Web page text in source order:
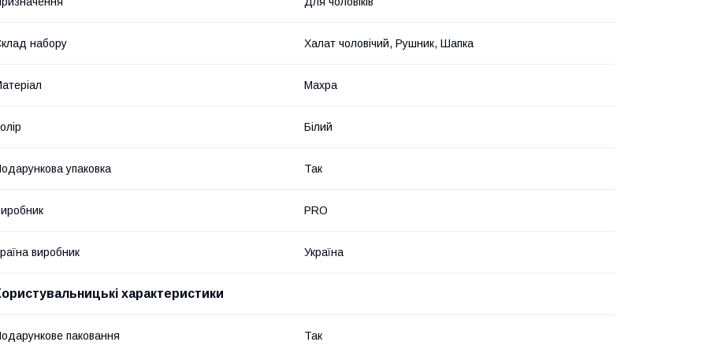
набору Халат чоловічий, Рушник, Шапка
Махра
Білий
упаковка Так
PRO
виробник Україна
характеристики
паковання Так